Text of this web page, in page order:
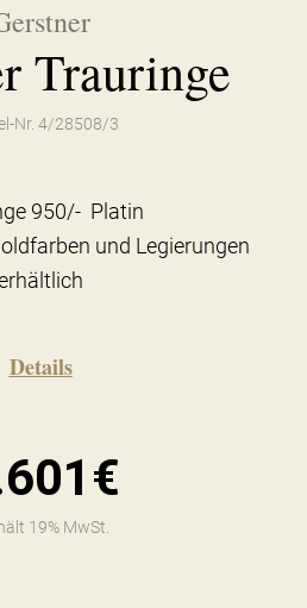
Trauringe
Nr. 4/28508/3
950/- Platin
und Legierungen
Details
19% MwSt.